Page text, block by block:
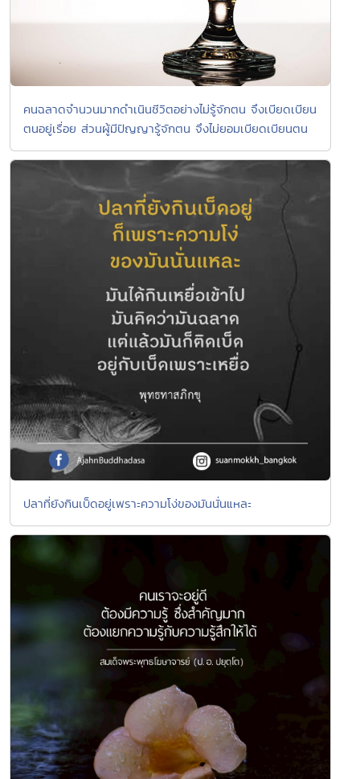
คนฉลาดจำนวนมากดำเนินชีวิตอย่างไม่รู้จักตน จึงเบียดเบียน
ตนอยู่เรื่อย ส่วนผู้มีปัญญารู้จักตน จึงไม่ยอมเบียดเบียนตน
ปลาที่ยังกินเบ็ดอยู่เพราะความโง่ของมันนั่นแหละ